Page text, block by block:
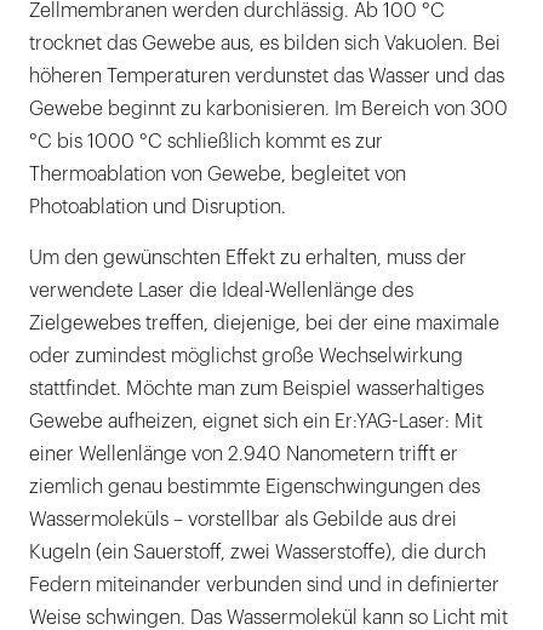
Zellmembranen werden durchlässig. Ab 100 °C
trocknet das Gewebe aus, es bilden sich Vakuolen. Bei
höheren Temperaturen verdunstet das Wasser und das
Gewebe beginnt zu karbonisieren. Im Bereich von 300
°C bis 1000 °C schließlich kommt es zur
Thermoablation von Gewebe, begleitet von
Photoablation und Disruption.
Um den gewünschten Effekt zu erhalten, muss der
verwendete Laser die Ideal-Wellenlänge des
Zielgewebes treffen, diejenige, bei der eine maximale
oder zumindest möglichst große Wechselwirkung
stattfindet. Möchte man zum Beispiel wasserhaltiges
Gewebe aufheizen, eignet sich ein Er:YAG-Laser: Mit
einer Wellenlänge von 2.940 Nanometern trifft er
ziemlich genau bestimmte Eigenschwingungen des
Wassermoleküls – vorstellbar als Gebilde aus drei
Kugeln (ein Sauerstoff, zwei Wasserstoffe), die durch
Federn miteinander verbunden sind und in definierter
Weise schwingen. Das Wassermolekül kann so Licht mit